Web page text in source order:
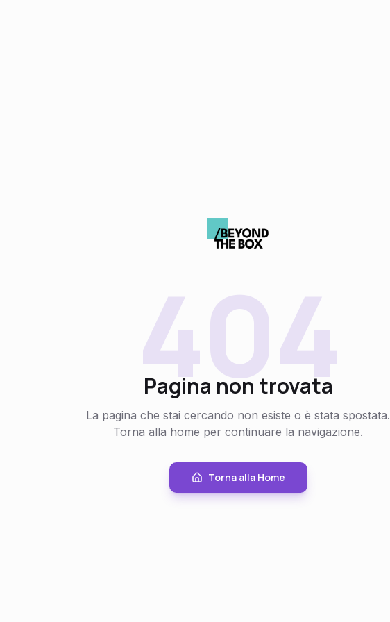
404
Pagina non trovata
La pagina che stai cercando non esiste o è stata spostata.
Torna alla home per continuare la navigazione.
Torna alla Home